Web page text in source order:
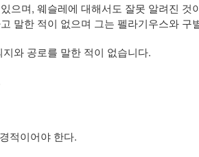
으며, 웨슬레에 대해서도 잘못 알려진 것
말한 적이 없으며 그는 펠라기우스와 구
와 공로를 말한 적이 없습니다.
적이어야 한다.